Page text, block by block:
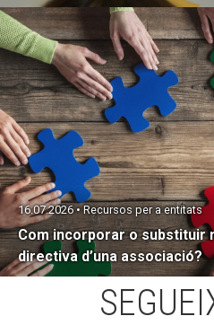
Com incorporar o substituir
directiva d’una associació?
16.07.2026 • Recursos per a entitats